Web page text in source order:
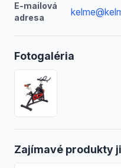
E-mailová
adresa
Fotogaléria
Zajímavé produkty